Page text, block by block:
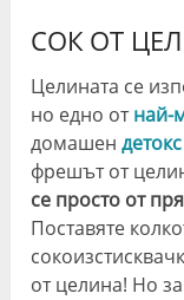
СОК ОТ
Целината се
но едно отнай-
домашендетокс
фрешът от
се просто от
Поставяте
от целина! Но